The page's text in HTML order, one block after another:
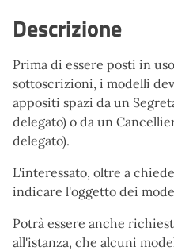
Descrizione
Prima di essere posti in
sottoscrizioni, i modelli
appositi spazi da un
delegato) o da un
delegato).
L'interessato, oltre a
indicare l'oggetto dei
Potrà essere anche
all'istanza, che alcuni